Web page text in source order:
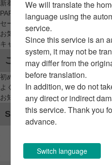
新着アイテムから探す
PARCO限定アイテムから探す
セールアイテムから探す
お気に入りから探す
キャンペーン/クーポン対象から探す
ご利用案内
初めてのお客様へ
よくあるご質問 / お問い合わせ
お知らせ
SNSアカウント
We will translate the
language using the
service.
Since this service is an
system, it may not be
may differ from the
before translation.
In addition, we do not
any direct or indirect
this service. Thank you
advance.
Switch language